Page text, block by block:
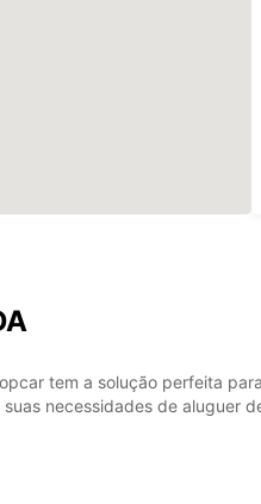
tem a solução perfeita
necessidades de aluguer